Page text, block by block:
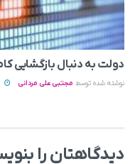
دولت به دنبال بازگشایی
نوشته شده توسط مجتبی علی مردانی
دیدگاهتان را